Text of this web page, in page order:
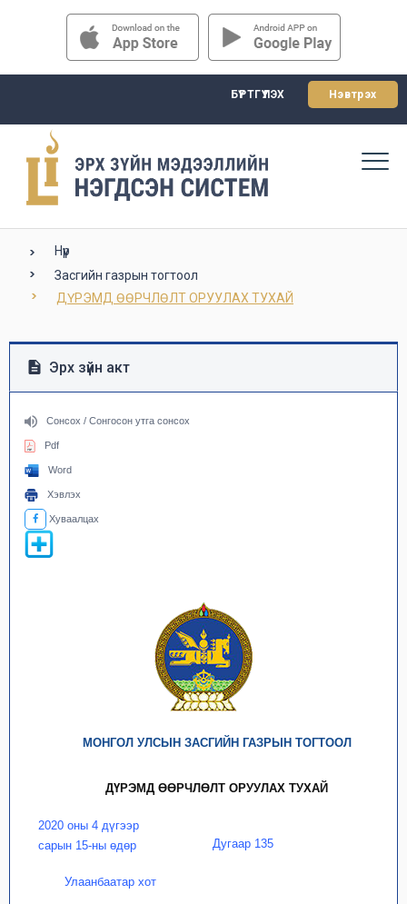
БҮРТГҮҮЛЭХ Нэвтрэх
Нүүр
Засгийн газрын тогтоол
ДҮРЭМД ӨӨРЧЛӨЛТ ОРУУЛАХ ТУХАЙ
Эрх зүйн акт
Сонсох / Сонгосон утга сонсох
Pdf
Word
Хэвлэх
Хуваалцах
МОНГОЛ УЛСЫН ЗАСГИЙН ГАЗРЫН ТОГТООЛ
ДҮРЭМД ӨӨРЧЛӨЛТ ОРУУЛАХ ТУХАЙ
2020 оны 4 дүгээр
сарын 15-ны өдөр
Дугаар 135
Улаанбаатар хот